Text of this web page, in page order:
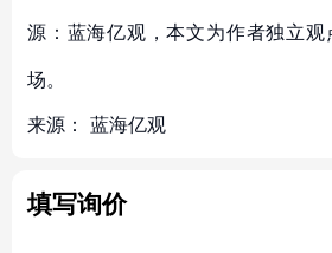
源：蓝海亿观，本文为作者独立
场。
来源： 蓝海亿观
填写询价